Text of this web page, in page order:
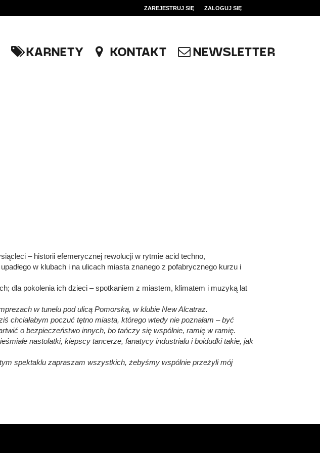
ZAREJESTRUJ SIĘ ZALOGUJ SIĘ
PLN
KARNETY KONTAKT NEWSLETTER
– historii efemerycznej rewolucji w rytmie acid techno,
w klubach i na ulicach miasta znanego z pofabrycznego kurzu i
dla pokolenia ich dzieci – spotkaniem z miastem, klimatem i muzyką lat
w tunelu pod ulicą Pomorską, w klubie New Alcatraz.
chciałabym poczuć tętno miasta, którego wtedy nie poznałam – być
o bezpieczeństwo innych, bo tańczy się wspólnie, ramię w ramię.
nastolatki, kiepscy tancerze, fanatycy industrialu i boidudki takie, jak
spektaklu zapraszam wszystkich, żebyśmy wspólnie przeżyli mój